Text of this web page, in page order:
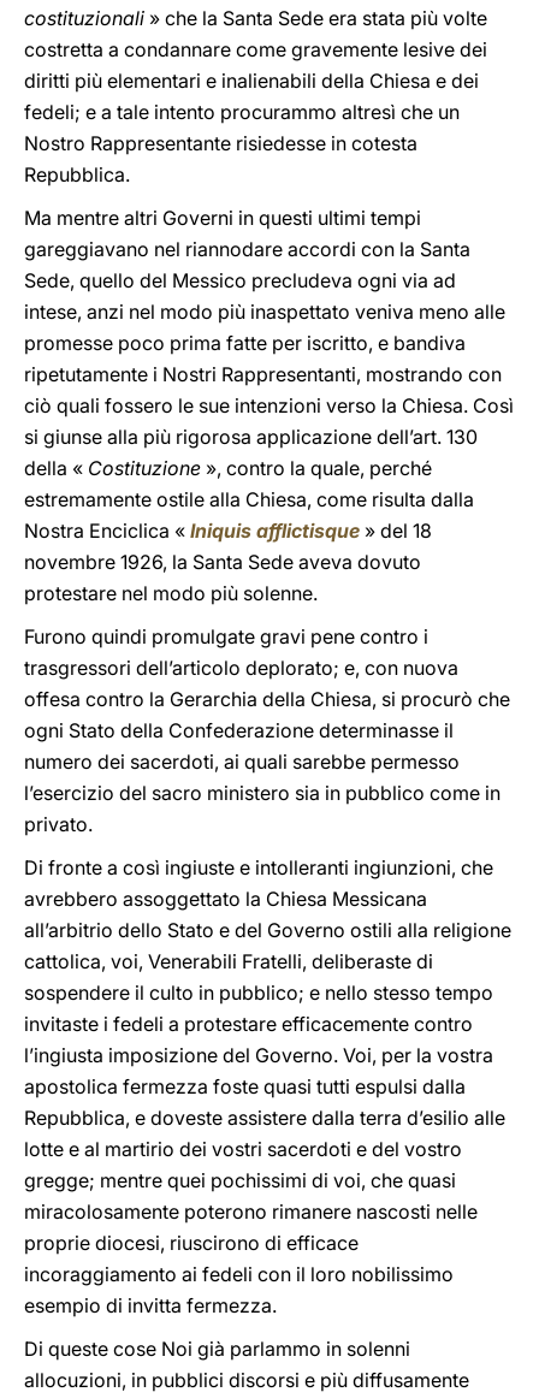
costituzionali » che la Santa Sede era stata più volte
costretta a condannare come gravemente lesive dei
diritti più elementari e inalienabili della Chiesa e dei
fedeli; e a tale intento procurammo altresì che un
Nostro Rappresentante risiedesse in cotesta
Repubblica.
Ma mentre altri Governi in questi ultimi tempi
gareggiavano nel riannodare accordi con la Santa
Sede, quello del Messico precludeva ogni via ad
intese, anzi nel modo più inaspettato veniva meno alle
promesse poco prima fatte per iscritto, e bandiva
ripetutamente i Nostri Rappresentanti, mostrando con
ciò quali fossero le sue intenzioni verso la Chiesa. Così
si giunse alla più rigorosa applicazione dell’art. 130
della « Costituzione », contro la quale, perché
estremamente ostile alla Chiesa, come risulta dalla
Nostra Enciclica « Iniquis afflictisque » del 18
novembre 1926, la Santa Sede aveva dovuto
protestare nel modo più solenne.
Furono quindi promulgate gravi pene contro i
trasgressori dell’articolo deplorato; e, con nuova
offesa contro la Gerarchia della Chiesa, si procurò che
ogni Stato della Confederazione determinasse il
numero dei sacerdoti, ai quali sarebbe permesso
l’esercizio del sacro ministero sia in pubblico come in
privato.
Di fronte a così ingiuste e intolleranti ingiunzioni, che
avrebbero assoggettato la Chiesa Messicana
all’arbitrio dello Stato e del Governo ostili alla religione
cattolica, voi, Venerabili Fratelli, deliberaste di
sospendere il culto in pubblico; e nello stesso tempo
invitaste i fedeli a protestare efficacemente contro
l’ingiusta imposizione del Governo. Voi, per la vostra
apostolica fermezza foste quasi tutti espulsi dalla
Repubblica, e doveste assistere dalla terra d’esilio alle
lotte e al martirio dei vostri sacerdoti e del vostro
gregge; mentre quei pochissimi di voi, che quasi
miracolosamente poterono rimanere nascosti nelle
proprie diocesi, riuscirono di efficace
incoraggiamento ai fedeli con il loro nobilissimo
esempio di invitta fermezza.
Di queste cose Noi già parlammo in solenni
allocuzioni, in pubblici discorsi e più diffusamente